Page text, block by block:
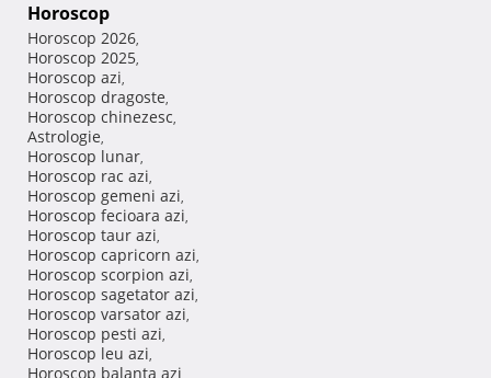
Horoscop
Horoscop 2026,
Horoscop 2025,
Horoscop azi,
Horoscop dragoste,
Horoscop chinezesc,
Astrologie,
Horoscop lunar,
Horoscop rac azi,
Horoscop gemeni azi,
Horoscop fecioara azi,
Horoscop taur azi,
Horoscop capricorn azi,
Horoscop scorpion azi,
Horoscop sagetator azi,
Horoscop varsator azi,
Horoscop pesti azi,
Horoscop leu azi,
Horoscop balanta azi